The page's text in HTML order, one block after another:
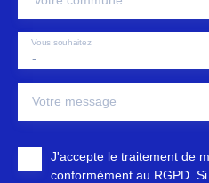
-
Vous souhaitez
Votre message
J'accepte le traitement de
conformément au RGPD.